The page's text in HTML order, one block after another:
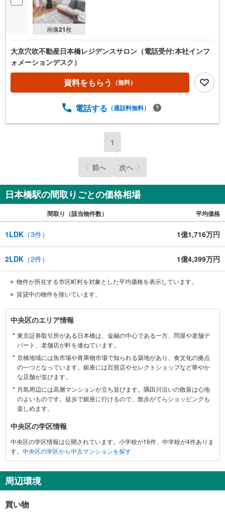
画像21枚
大京穴吹不動産日本橋レジデンスサロン（電話受付:本社インフ
ォメーションデスク）
資料をもらう （無料）
電話する （通話料無料）
1
前へ 次へ
日本橋駅の間取りごとの価格相場
間取り（該当物件数） 平均価格
1LDK （3件） 1億1,716万円
2LDK （2件） 1億4,399万円
物件が所在する市区町村を対象とした平均価格を表示しています。
賃貸中の物件を除いています。
中
央
区
に
関
す
る
情
報
中央区のエリア情報
東京証券取引所がある日本橋は、金融の中心である一方、問屋や老舗デ
パート、老舗店が軒を連ねています。
京橋地域には魚市場や青果物市場で知られる築地があり、食文化の拠点
の一つとなっています。銀座には百貨店やセレクトショップなど華やか
な店舗が並びます。
月島周辺には高層マンションが立ち並びます。隅田川沿いの散策は心地
のよいものです。徒歩で銀座に行けるので、散歩がてらショッピングも
楽しめます。
中央区の学区情報
中央区の学区情報は公開されています。小学校が16件、中学校が4件ありま
す。 中央区の学区から中古マンションを探す
周辺環境
買い物